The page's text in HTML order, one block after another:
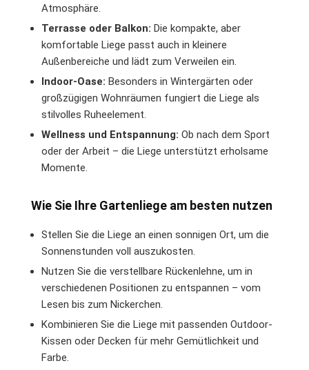
Atmosphäre.
Terrasse oder Balkon: Die kompakte, aber
komfortable Liege passt auch in kleinere
Außenbereiche und lädt zum Verweilen ein.
Indoor-Oase: Besonders in Wintergärten oder
großzügigen Wohnräumen fungiert die Liege als
stilvolles Ruheelement.
Wellness und Entspannung: Ob nach dem Sport
oder der Arbeit – die Liege unterstützt erholsame
Momente.
Wie Sie Ihre Gartenliege am besten nutzen
Stellen Sie die Liege an einen sonnigen Ort, um die
Sonnenstunden voll auszukosten.
Nutzen Sie die verstellbare Rückenlehne, um in
verschiedenen Positionen zu entspannen – vom
Lesen bis zum Nickerchen.
Kombinieren Sie die Liege mit passenden Outdoor-
Kissen oder Decken für mehr Gemütlichkeit und
Farbe.